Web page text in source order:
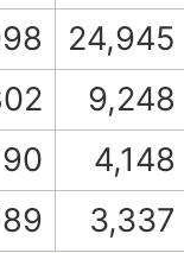
24,945
9,248
4,148
3,337